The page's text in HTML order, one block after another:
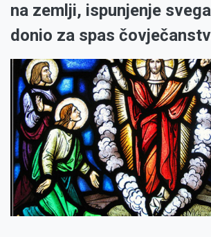
na zemlji, ispunjenje
donio za spas